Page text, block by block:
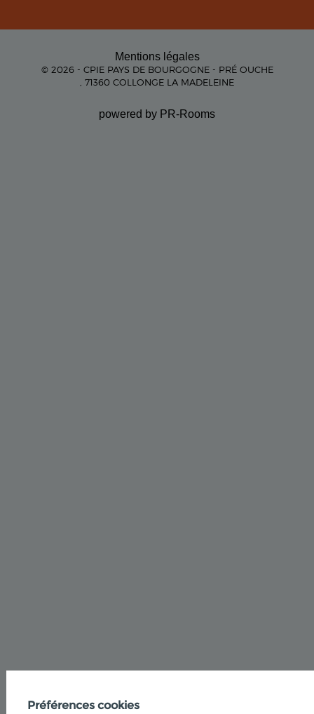
Mentions légales
© 2026 - CPIE PAYS DE BOURGOGNE - PRÉ OUCHE
, 71360 COLLONGE LA MADELEINE
powered by PR-Rooms
Préférences cookies